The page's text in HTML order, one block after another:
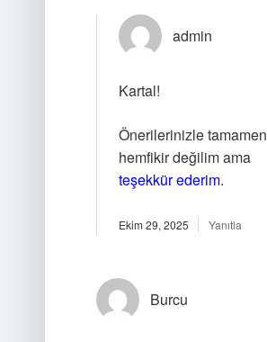
admin
Kartal!
Önerilerinizle tamamen
hemfikir değilim ama
teşekkür ederim.
Ekim 29, 2025 Yanıtla
Burcu